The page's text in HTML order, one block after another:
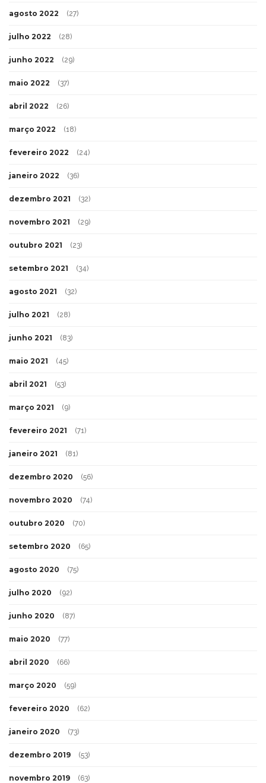
agosto 2022 (27)
julho 2022 (28)
junho 2022 (29)
maio 2022 (37)
abril 2022 (26)
março 2022 (18)
fevereiro 2022 (24)
janeiro 2022 (36)
dezembro 2021 (32)
novembro 2021 (29)
outubro 2021 (23)
setembro 2021 (34)
agosto 2021 (32)
julho 2021 (28)
junho 2021 (83)
maio 2021 (45)
abril 2021 (53)
março 2021 (9)
fevereiro 2021 (71)
janeiro 2021 (81)
dezembro 2020 (56)
novembro 2020 (74)
outubro 2020 (70)
setembro 2020 (65)
agosto 2020 (75)
julho 2020 (92)
junho 2020 (87)
maio 2020 (77)
abril 2020 (66)
março 2020 (59)
fevereiro 2020 (62)
janeiro 2020 (73)
dezembro 2019 (53)
novembro 2019 (63)